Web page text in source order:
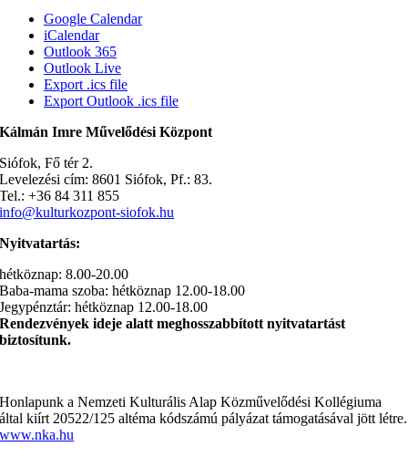
Google Calendar
iCalendar
Outlook 365
Outlook Live
Export .ics file
Export Outlook .ics file
Kálmán Imre Művelődési Központ
Siófok, Fő tér 2.
Levelezési cím: 8601 Siófok, Pf.: 83.
Tel.: +36 84 311 855
info@kulturkozpont-siofok.hu
Nyitvatartás:
hétköznap: 8.00-20.00
Baba-mama szoba: hétköznap 12.00-18.00
Jegypénztár: hétköznap 12.00-18.00
Rendezvények ideje alatt meghosszabbított nyitvatartást
biztosítunk.
Honlapunk a Nemzeti Kulturális Alap Közművelődési Kollégiuma
által kiírt 20522/125 altéma kódszámú pályázat támogatásával jött létre.
www.nka.hu